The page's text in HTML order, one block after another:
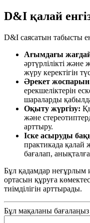
D&I қалай
D&I саясатын табысты
Ағымдағы
әртүрлілікті
жүру керектігін
Әрекет жоспарын
ерекшеліктерін
шараларды
Оқыту жүргізу:
және
арттыру.
Іске асыруды
практикада қалай
бағалап,
Бұл қадамдар неғұрлым
ортасын құруға
тиімділігін арттырады.
Бұл мақаланы бағалаңыз